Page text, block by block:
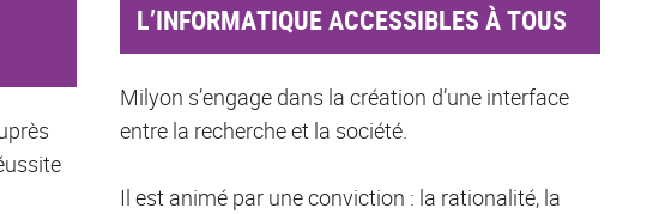
L’INFORMATIQUE ACCESSIBLES À TOUS
Milyon s’engage dans la création d’une interface
entre la recherche et la société.
Il est animé par une conviction : la rationalité, la